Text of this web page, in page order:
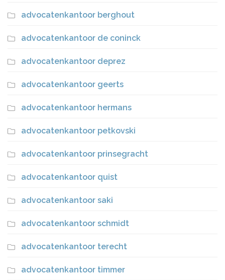
advocatenkantoor berghout
advocatenkantoor de coninck
advocatenkantoor deprez
advocatenkantoor geerts
advocatenkantoor hermans
advocatenkantoor petkovski
advocatenkantoor prinsegracht
advocatenkantoor quist
advocatenkantoor saki
advocatenkantoor schmidt
advocatenkantoor terecht
advocatenkantoor timmer